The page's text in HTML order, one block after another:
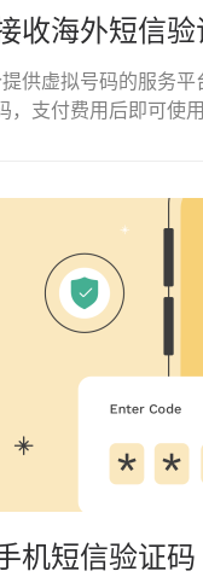
收海外短信验
供虚拟号码的服务
，支付费用后即可使
机短信验证码